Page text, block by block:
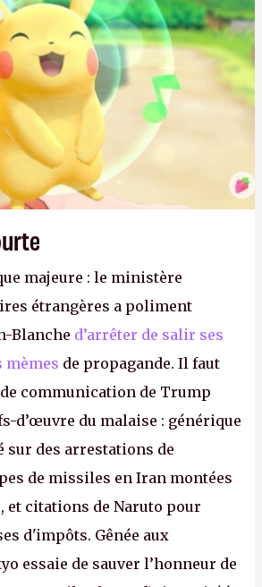
une bonne guerre des
cons !
majeure : le ministère
étrangères a poliment
Blanche d’arrêter de salir ses
mèmes de propagande. Il faut
communication de Trump
d’œuvre du malaise : générique
sur des arrestations de
de missiles en Iran montées
et citations de Naruto pour
d'impôts. Gênée aux
essaie de sauver l’honneur de